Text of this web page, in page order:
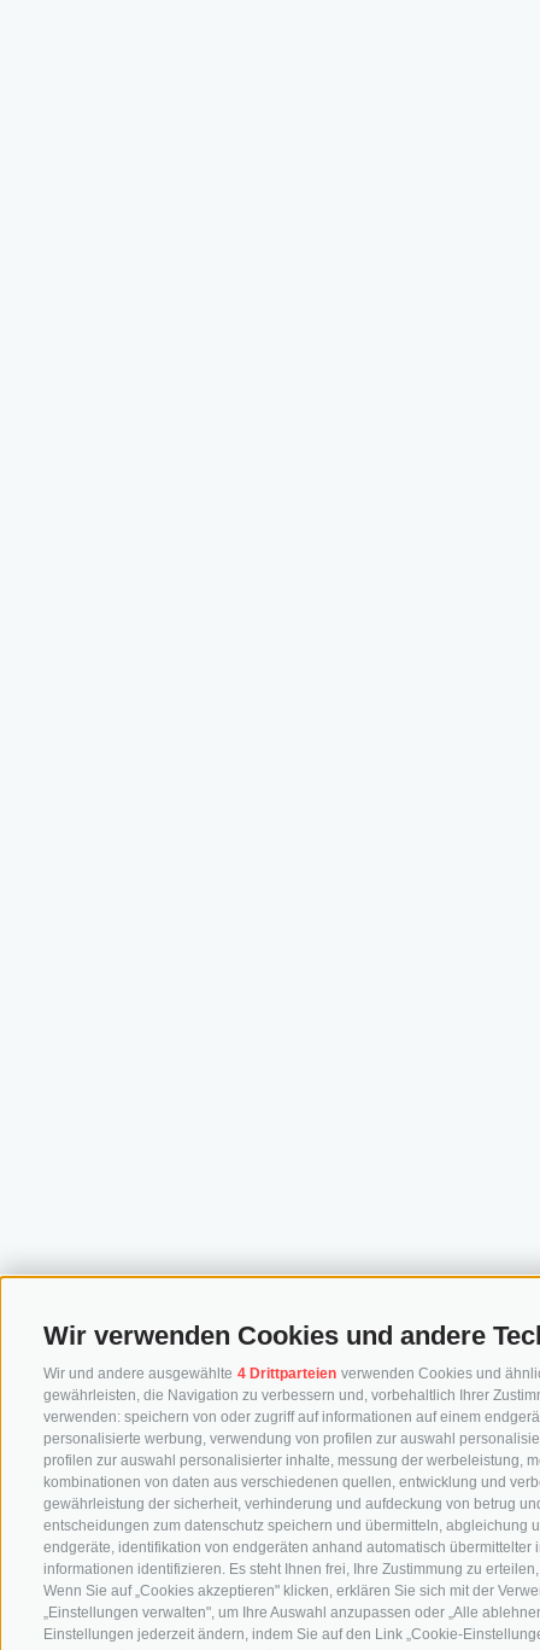
Wir verwenden Cookies und andere
Wir und andere ausgewählte 4 Drittparteien verwenden Cookies und
gewährleisten, die Navigation zu verbessern und, vorbehaltlich Ihrer
verwenden: speichern von oder zugriff auf informationen auf einem
personalisierte werbung, verwendung von profilen zur auswahl
profilen zur auswahl personalisierter inhalte, messung der werbeleistung,
kombinationen von daten aus verschiedenen quellen, entwicklung und
gewährleistung der sicherheit, verhinderung und aufdeckung von betrug
entscheidungen zum datenschutz speichern und übermitteln,
endgeräte, identifikation von endgeräten anhand automatisch
informationen identifizieren. Es steht Ihnen frei, Ihre Zustimmung zu
Wenn Sie auf „Cookies akzeptieren" klicken, erklären Sie sich mit der
„Einstellungen verwalten", um Ihre Auswahl anzupassen oder „Alle
Einstellungen jederzeit ändern, indem Sie auf den Link „Cookie-